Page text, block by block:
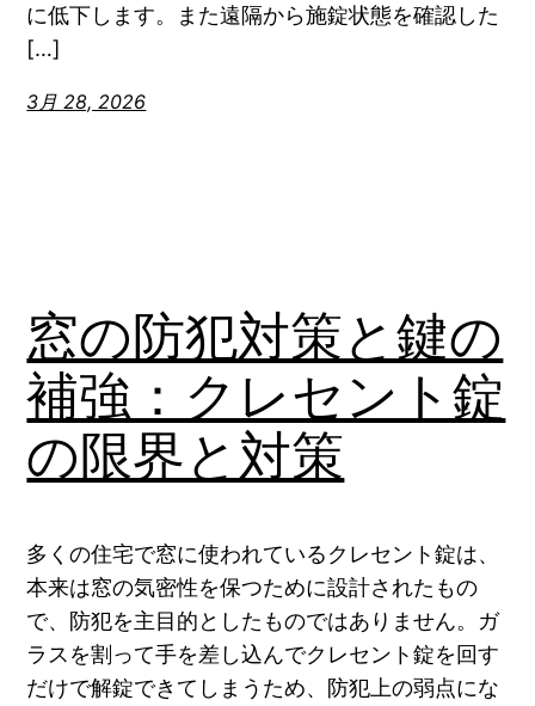
に低下します。また遠隔から施錠状態を確認した
[…]
3月 28, 2026
窓の防犯対策と鍵の
補強：クレセント錠
の限界と対策
多くの住宅で窓に使われているクレセント錠は、
本来は窓の気密性を保つために設計されたもの
で、防犯を主目的としたものではありません。ガ
ラスを割って手を差し込んでクレセント錠を回す
だけで解錠できてしまうため、防犯上の弱点にな